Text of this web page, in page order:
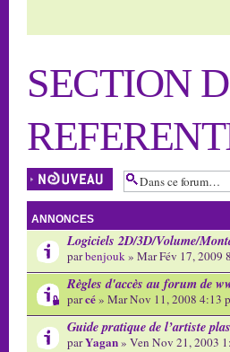
SECTION
Écrire un nouveau
sujet
ANNONCES
Logiciels 2D/3D/Volume/
parbenjouk» Mar Fév 17, 2009
Règles d'accès au forum de
parcé» Mar Nov 11, 2008 4:13
Guide pratique de l’artiste
parYagan» Ven Nov 21, 2003